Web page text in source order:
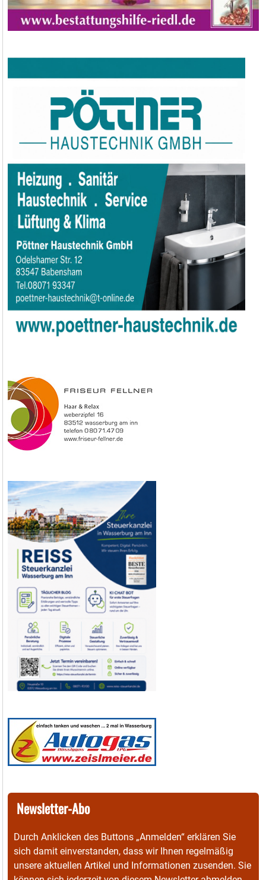
Newsletter-Abo
Durch Anklicken des Buttons „Anmelden“ erklären Sie
sich damit einverstanden, dass wir Ihnen regelmäßig
unsere aktuellen Artikel und Informationen zusenden. Sie